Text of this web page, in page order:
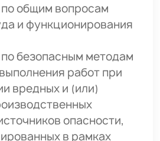
общим вопросам
и функционирования
безопасным методам
работ при
вредных и (или)
опасности,
в рамках